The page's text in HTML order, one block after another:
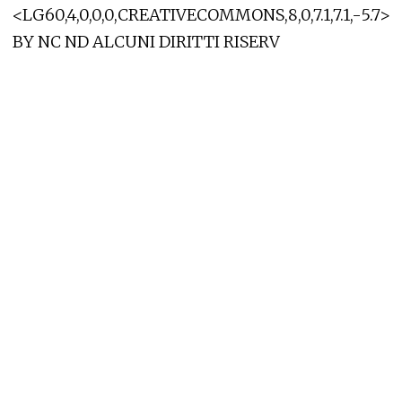
<LG60,4,0,0,0,CREATIVECOMMONS,8,0,7.1,7.1,-5.7>
BY NC ND ALCUNI DIRITTI RISERV